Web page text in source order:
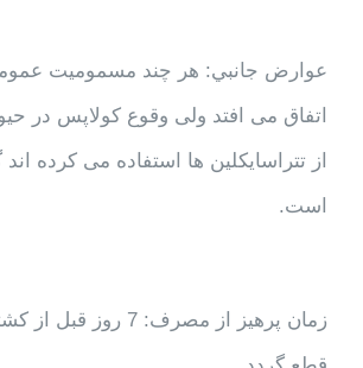
عوارض جانبي: هر چند مسمومیت
اتفاق می افتد ولی وقوع کولاپس در
از تتراسایکلین ها استفاده می کرده
است.
زمان پرهيز از مصرف: 7